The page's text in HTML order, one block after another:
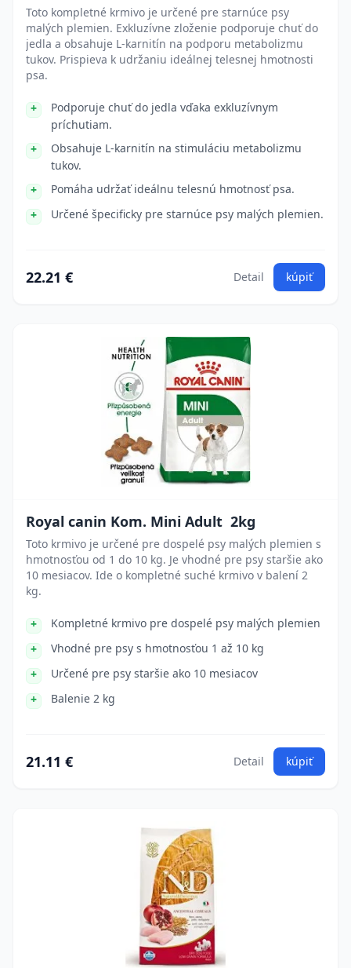
Toto kompletné krmivo je určené pre starnúce psy
malých plemien. Exkluzívne zloženie podporuje chuť do
jedla a obsahuje L-karnitín na podporu metabolizmu
tukov. Prispieva k udržaniu ideálnej telesnej hmotnosti
psa.
Podporuje chuť do jedla vďaka exkluzívnym
príchutiam.
Obsahuje L-karnitín na stimuláciu metabolizmu
tukov.
Pomáha udržať ideálnu telesnú hmotnosť psa.
Určené špecificky pre starnúce psy malých plemien.
22.21 € Detail kúpiť
Royal canin Kom. Mini Adult 2kg
Toto krmivo je určené pre dospelé psy malých plemien s
hmotnosťou od 1 do 10 kg. Je vhodné pre psy staršie ako
10 mesiacov. Ide o kompletné suché krmivo v balení 2
kg.
Kompletné krmivo pre dospelé psy malých plemien
Vhodné pre psy s hmotnosťou 1 až 10 kg
Určené pre psy staršie ako 10 mesiacov
Balenie 2 kg
21.11 € Detail kúpiť